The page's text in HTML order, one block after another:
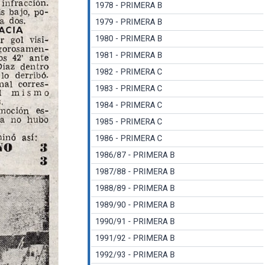
1978 - PRIMERA B
1979 - PRIMERA B
1980 - PRIMERA B
1981 - PRIMERA B
1982 - PRIMERA C
1983 - PRIMERA C
1984 - PRIMERA C
1985 - PRIMERA C
1986 - PRIMERA C
1986/87 - PRIMERA B
1987/88 - PRIMERA B
1988/89 - PRIMERA B
1989/90 - PRIMERA B
1990/91 - PRIMERA B
1991/92 - PRIMERA B
1992/93 - PRIMERA B